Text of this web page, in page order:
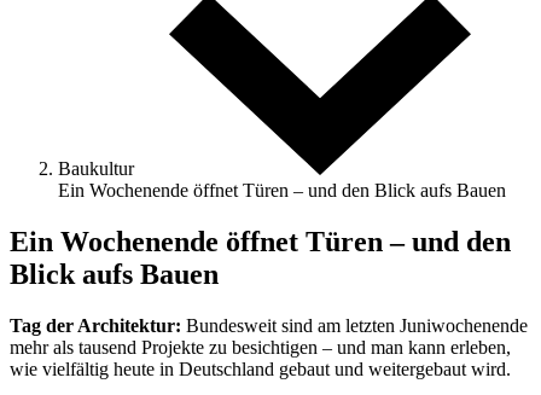
Baukultur
Ein Wochenende öffnet Türen – und den Blick aufs Bauen
Ein Wochenende öffnet Türen – und den
Blick aufs Bauen
Tag der Architektur: Bundesweit sind am letzten Juniwochenende
mehr als tausend Projekte zu besichtigen – und man kann erleben,
wie vielfältig heute in Deutschland gebaut und weitergebaut wird.